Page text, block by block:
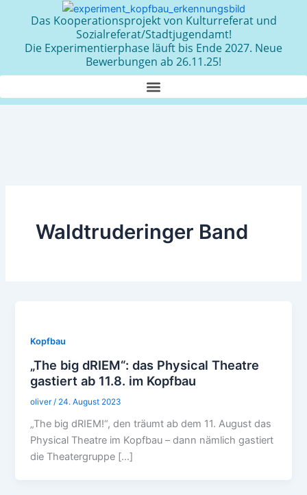
Das Kooperationsprojekt von Kulturreferat und
Sozialreferat/Stadtjugendamt!
Die Experimentierphase läuft bis Ende 2027. Neue
Bewerbungen ab 26.11.25!
Waldtruderinger Band
Kopfbau
„The big dRIEM“: das Physical Theatre
gastiert ab 11.8. im Kopfbau
oliver / 24. August 2023
„The big dRIEM!“, den träumt ab dem 11. August das
Physical Theatre im Kopfbau – dann nämlich gastiert
die Theatergruppe […]